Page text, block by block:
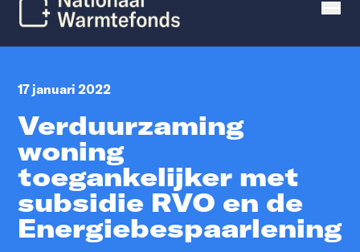
17 januari 2022
Verduurzaming
woning
toegankelijker met
subsidie RVO en de
Energiebespaarlening